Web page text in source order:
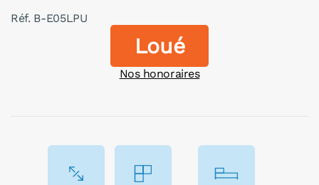
Réf. B-E05LPU
Loué
Nos honoraires